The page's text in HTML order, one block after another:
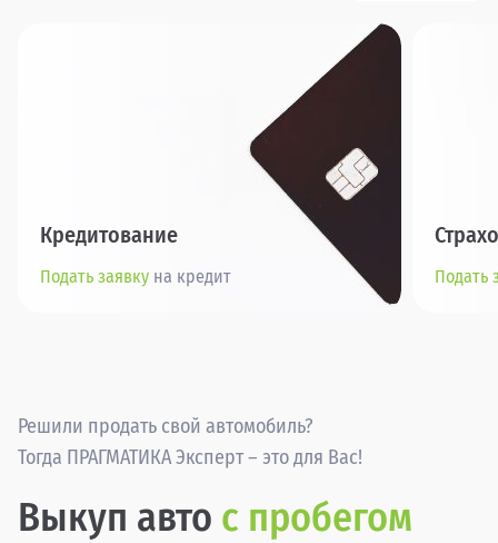
Кредитование
Подать заявку на кредит Подать
Решили продать свой автомобиль?
Тогда ПРАГМАТИКА Эксперт – это для Вас!
Выкуп авто с пробегом